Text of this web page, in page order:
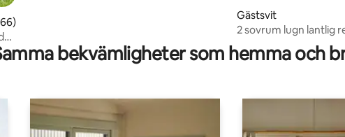
i genomsnittligt betyg, 66 omdömen
Gästsvit
2 sovrum lugn lantlig
bekvämligheter som hemma och